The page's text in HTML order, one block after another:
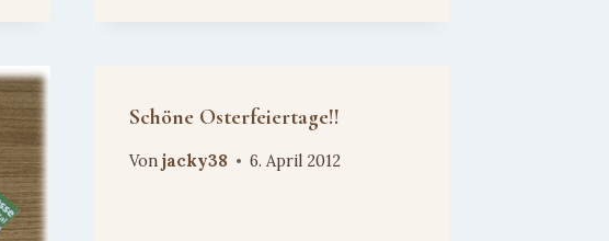
Schöne Osterfeiertage!!
Von jacky38 6. April 2012